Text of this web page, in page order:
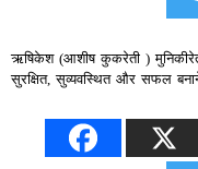
ऋषिकेश (आशीष कुकरेती )
सुरक्षित, सुव्यवस्थित और सफल